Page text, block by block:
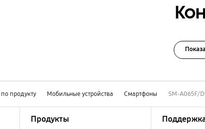
продукту Мобильные устройства Смартфоны SM-A065F/
Продукты